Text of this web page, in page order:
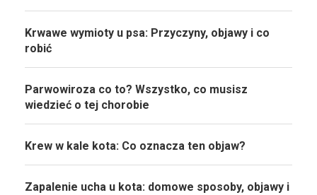
Krwawe wymioty u psa: Przyczyny, objawy i co
robić
Parwowiroza co to? Wszystko, co musisz
wiedzieć o tej chorobie
Krew w kale kota: Co oznacza ten objaw?
Zapalenie ucha u kota: domowe sposoby, objawy i